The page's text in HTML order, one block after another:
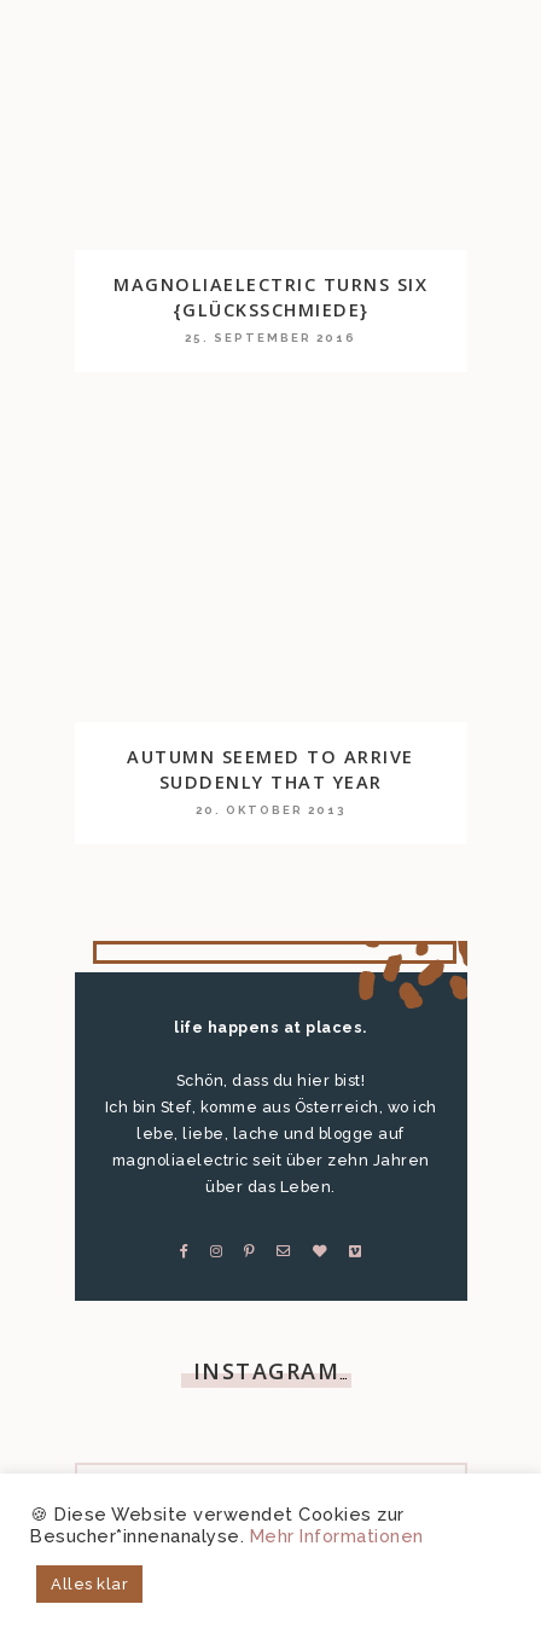
MAGNOLIAELECTRIC TURNS SIX
{GLÜCKSSCHMIEDE}
25. SEPTEMBER 2016
AUTUMN SEEMED TO ARRIVE
SUDDENLY THAT YEAR
20. OKTOBER 2013
life happens at places.
Schön, dass du hier bist!
Ich bin Stef, komme aus Österreich, wo ich
lebe, liebe, lache und blogge auf
magnoliaelectric seit über zehn Jahren
über das Leben.
INSTAGRAM…
🍪 Diese Website verwendet Cookies zur
Besucher*innenanalyse. Mehr Informationen
Alles klar